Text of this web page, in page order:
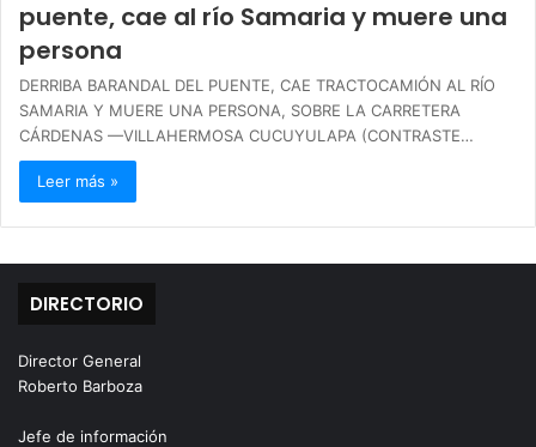
puente, cae al río Samaria y muere una
persona
DERRIBA BARANDAL DEL PUENTE, CAE TRACTOCAMIÓN AL RÍO
SAMARIA Y MUERE UNA PERSONA, SOBRE LA CARRETERA
CÁRDENAS —VILLAHERMOSA CUCUYULAPA (CONTRASTE…
Leer más »
DIRECTORIO
Director General
Roberto Barboza
Jefe de información